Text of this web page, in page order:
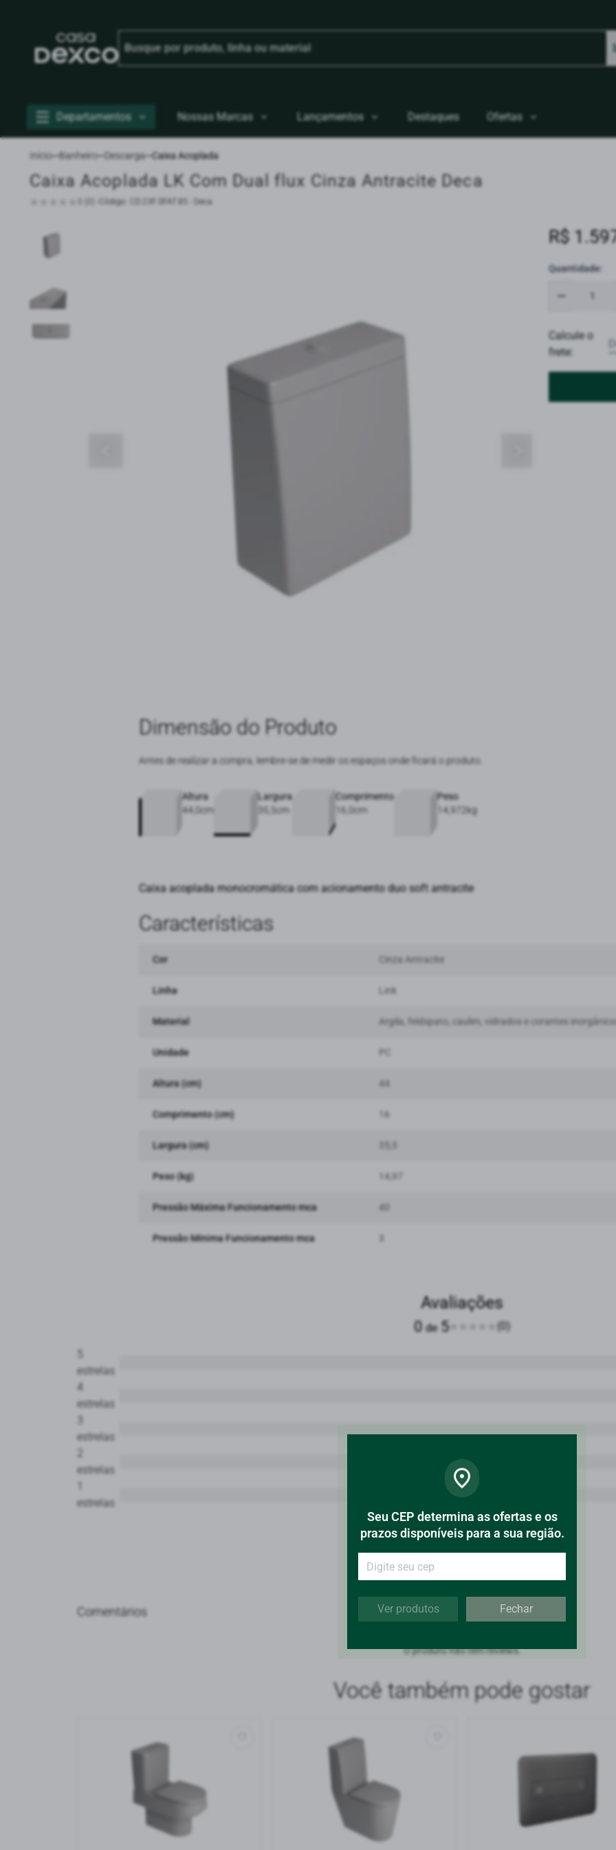
Seu CEP determina as ofertas e os
prazos disponíveis para a sua região.
Ver produtos Fechar
Departamentos Nossas Marcas Lançamentos Destaques Ofertas
Início Banheiro Descarga Caixa Acoplada
Caixa Acoplada LK Com Dual flux Cinza Antracite Deca
Código: CD.23F.SFAT.85 - Deca
R$
Quantidade:
Calcule o
frete:
Dimensão do Produto
Antes de realizar a compra, lembre-se de medir os espaços onde ficará o produto.
Altura
44,0cm
Largura
35,5cm
Comprimento
16,0cm
Peso
14,972kg
Caixa acoplada monocromática com acionamento duo soft antracite
Características
Cor Cinza Antracite
Linha Link
Material Argila, feldspato, caulim, vidrados e corantes
Unidade PC
Altura (cm) 44
Comprimento (cm) 16
Largura (cm)
Peso (kg) 14,97
Pressão Máxima Funcionamento mca 40
Pressão Mínima Funcionamento mca
Avaliações
0de5
estrelas
4
estrelas
estrelas
estrelas
estrelas
FAÇA LOGIN PARA AVALIAR
Comentários
Ordenar avaliações
O produto não tem reviews.
Você também pode gostar